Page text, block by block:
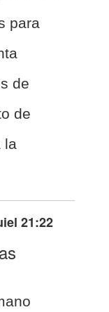
para
de
de
la
21:22